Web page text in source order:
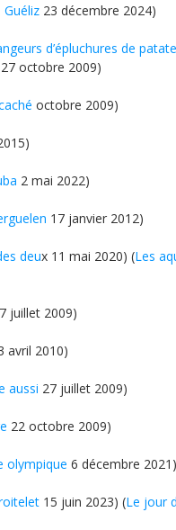
23 décembre 2024)
d’épluchures de
octobre 2009)
octobre 2009)
2 mai 2022)
17 janvier 2012)
deux 11 mai 2020) (Les
juillet 2009)
avril 2010)
aussi 27 juillet 2009)
22 octobre 2009)
olympique 6 décembre 2021)
15 juin 2023) (Le jour